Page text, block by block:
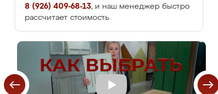
8 (926) 409-68-13, и наш менеджер быстро
рассчитает стоимость.